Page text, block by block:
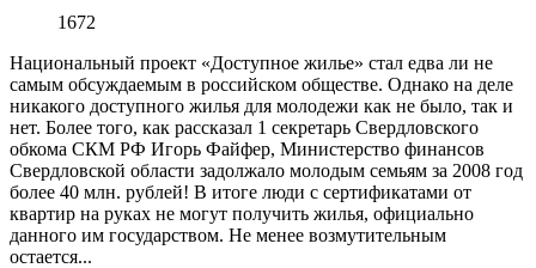
1672
Национальный проект «Доступное жилье» стал едва ли не
самым обсуждаемым в российском обществе. Однако на деле
никакого доступного жилья для молодежи как не было, так и
нет. Более того, как рассказал 1 секретарь Свердловского
обкома СКМ РФ Игорь Файфер, Министерство финансов
Свердловской области задолжало молодым семьям за 2008 год
более 40 млн. рублей! В итоге люди с сертификатами от
квартир на руках не могут получить жилья, официально
данного им государством. Не менее возмутительным
остается...